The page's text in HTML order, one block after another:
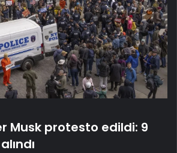
Musk protesto edildi: 9